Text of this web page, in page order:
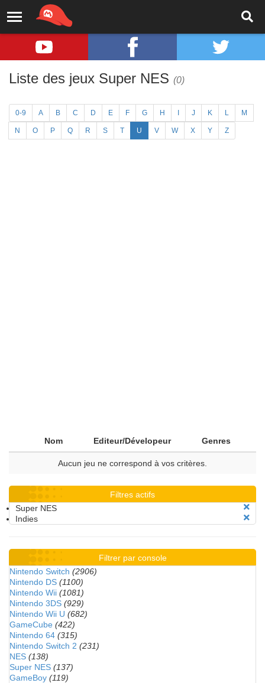
Liste des jeux Super NES (0)
0-9 A B C D E F G H J K L M
N O P Q R S T U V W X Y Z
Nom Editeur/Dévelopeur Genres
Aucun jeu ne correspond à vos critères.
Filtres actifs
Super NES
Indies
Filtrer par console
Nintendo Switch (2906)
Nintendo DS (1100)
Nintendo Wii (1081)
Nintendo 3DS (929)
Nintendo Wii U (682)
GameCube (422)
Nintendo 64 (315)
Nintendo Switch 2 (231)
NES (138)
Super NES (137)
GameBoy (119)